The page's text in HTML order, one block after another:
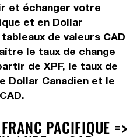
et échanger votre
et en Dollar
de valeurs CAD
le taux de change
de XPF, le taux de
Dollar Canadien et le
PACIFIQUE =>